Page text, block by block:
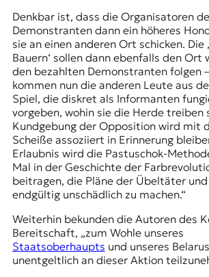
Denkbar ist, dass die Organisatoren
Demonstranten dann ein höheres
sie an einen anderen Ort schicken. Die
Bauern‘ sollen dann ebenfalls den Ort
den bezahlten Demonstranten folgen
kommen nun die anderen Leute aus
Spiel, die diskret als Informanten
vorgeben, wohin sie die Herde treiben
Kundgebung der Opposition wird mit
Scheiße assoziiert in Erinnerung
Erlaubnis wird die Pastuschok-
Mal in der Geschichte der
beitragen, die Pläne der Übeltäter
endgültig unschädlich zu machen.“
Weiterhin bekunden die Autoren des
Bereitschaft, „zum Wohle unseres
Staatsoberhaupts und unseres
unentgeltlich an dieser Aktion